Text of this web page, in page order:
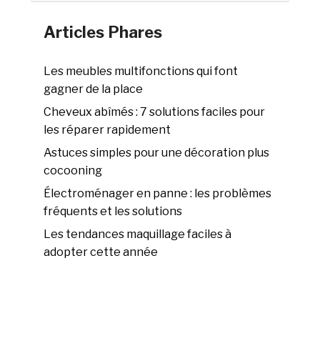
Articles Phares
Les meubles multifonctions qui font
gagner de la place
Cheveux abîmés : 7 solutions faciles pour
les réparer rapidement
Astuces simples pour une décoration plus
cocooning
Électroménager en panne : les problèmes
fréquents et les solutions
Les tendances maquillage faciles à
adopter cette année